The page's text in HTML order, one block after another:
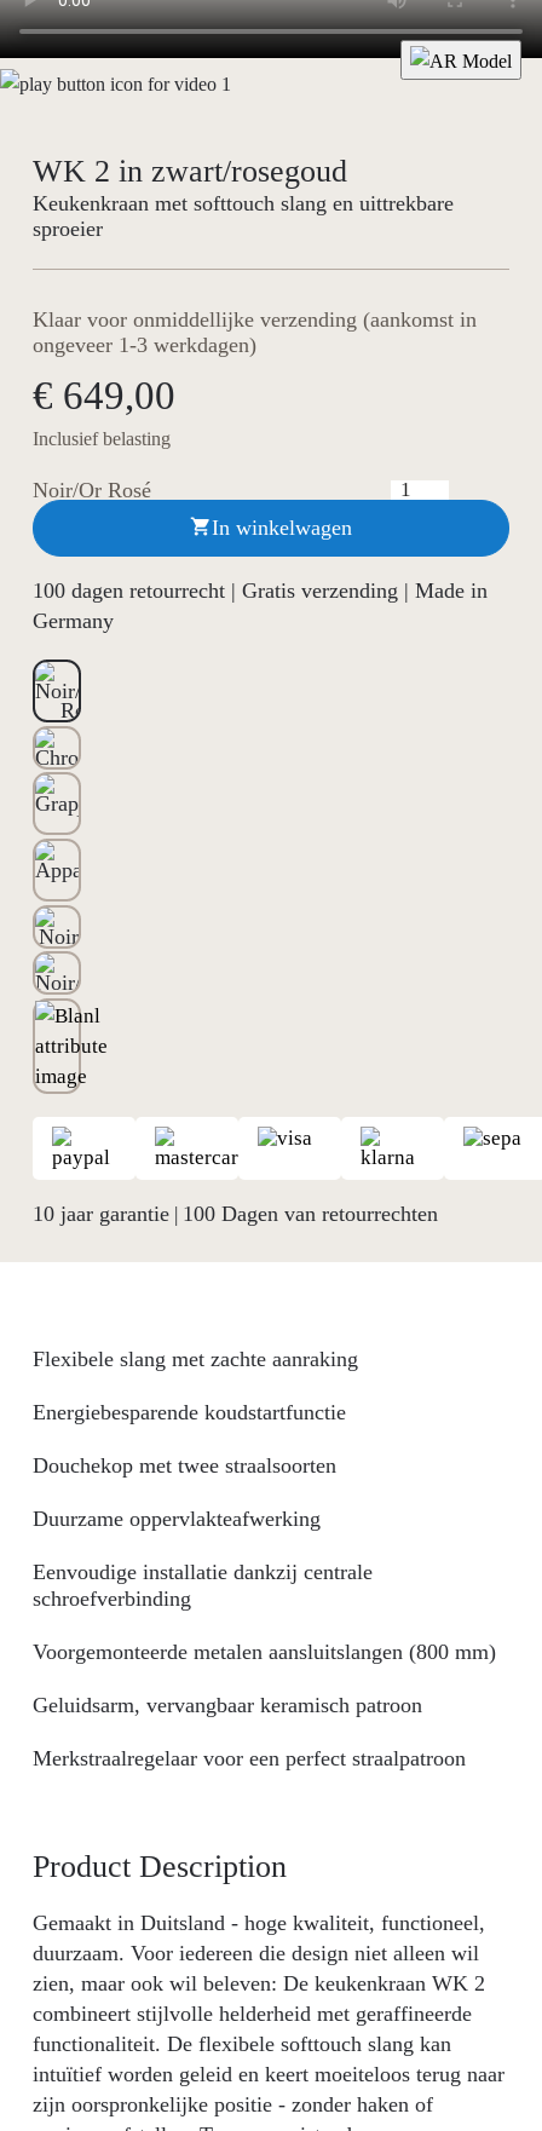
WK 2 in zwart/rosegoud
Keukenkraan met softtouch slang en uittrekbare
sproeier
Klaar voor onmiddellijke verzending (aankomst in
ongeveer 1-3 werkdagen)
€ 649,00
Inclusief belasting
Noir/Or Rosé
In winkelwagen
100 dagen retourrecht | Gratis verzending | Made in
Germany
10 jaar garantie| 100 Dagen van retourrechten
Product Description
Gemaakt in Duitsland - hoge kwaliteit, functioneel,
duurzaam. Voor iedereen die design niet alleen wil
zien, maar ook wil beleven: De keukenkraan WK 2
combineert stijlvolle helderheid met geraffineerde
functionaliteit. De flexibele softtouch slang kan
intuïtief worden geleid en keert moeiteloos terug naar
zijn oorspronkelijke positie - zonder haken of
Flexibele slang met zachte aanraking
Energiebesparende koudstartfunctie
Douchekop met twee straalsoorten
Duurzame oppervlakteafwerking
Eenvoudige installatie dankzij centrale
schroefverbinding
Voorgemonteerde metalen aansluitslangen (800 mm)
Geluidsarm, vervangbaar keramisch patroon
Merkstraalregelaar voor een perfect straalpatroon